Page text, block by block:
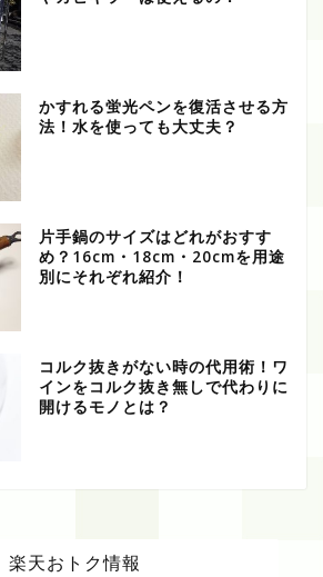
かすれる蛍光ペンを復活させる方
法！水を使っても大丈夫？
片手鍋のサイズはどれがおすす
め？16cm・18cm・20cmを用途
別にそれぞれ紹介！
コルク抜きがない時の代用術！ワ
インをコルク抜き無しで代わりに
開けるモノとは？
楽天おトク情報